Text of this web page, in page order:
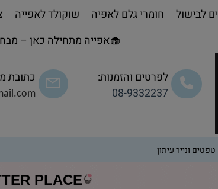
🧁אפייה מתחילה כאן –
לפרטים והזמנות:
08-9332237
כתובת
לבישול חומרי גלם לאפיה שוקולד לאפייה
טפטים ונייר עיתון
PLACE